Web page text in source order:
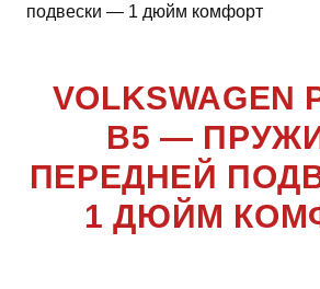
подвески — 1 дюйм комфорт
VOLKSWAGEN
B5 —
ПЕРЕДНЕЙ
1 ДЮЙМ